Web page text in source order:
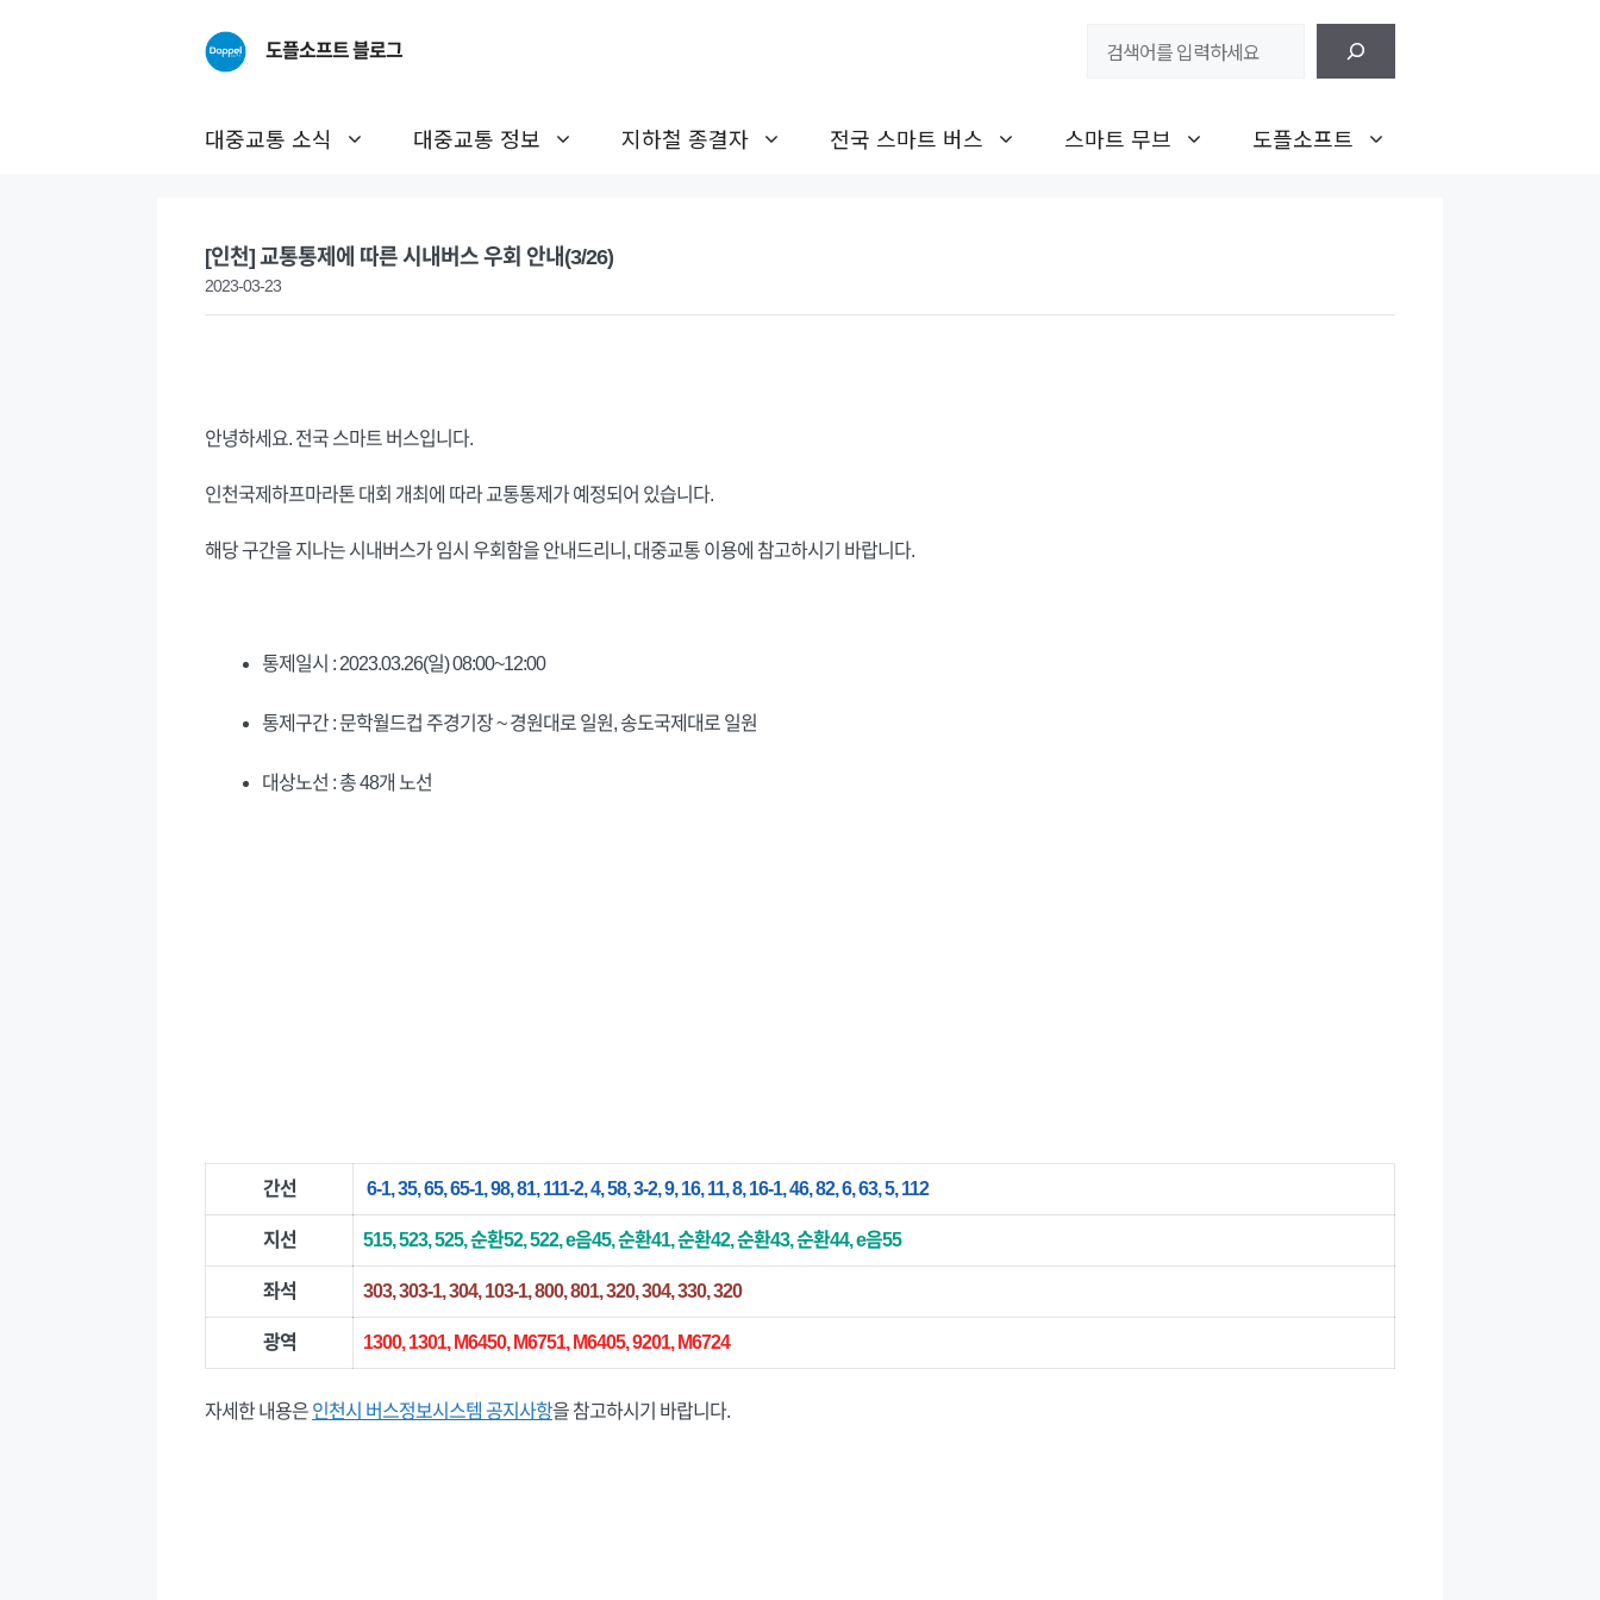
도플소프트 블로그
대중교통 소식 대중교통 정보 지하철 종결자 전국 스마트 버스 스마트 무브 도플소프트
[인천] 교통통제에 따른 시내버스 우회 안내(3/26)
2023-03-23
안녕하세요. 전국 스마트 버스입니다.
인천국제하프마라톤 대회 개최에 따라 교통통제가 예정되어 있습니다.
해당 구간을 지나는 시내버스가 임시 우회함을 안내드리니, 대중교통 이용에 참고하시기 바랍니다.
통제일시 : 2023.03.26(일) 08:00~12:00
통제구간 : 문학월드컵 주경기장 ~ 경원대로 일원, 송도국제대로 일원
대상노선 : 총 48개 노선
간선 6-1, 35, 65, 65-1, 98, 81, 111-2, 4, 58, 3-2, 9, 16, 11, 8, 16-1, 46, 82, 6, 63, 5, 112
지선 515, 523, 525, 순환52, 522, e음45, 순환41, 순환42, 순환43, 순환44, e음55
좌석 303, 303-1, 304, 103-1, 800, 801, 320, 304, 330, 320
광역 1300, 1301, M6450, M6751, M6405, 9201, M6724
자세한 내용은 인천시 버스정보시스템 공지사항을 참고하시기 바랍니다.